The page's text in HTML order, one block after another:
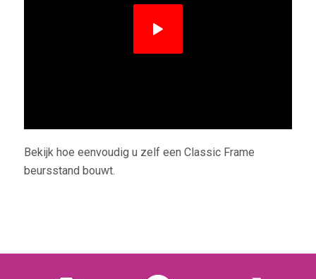
Bekijk hoe eenvoudig u zelf een Classic Frame
beursstand bouwt.